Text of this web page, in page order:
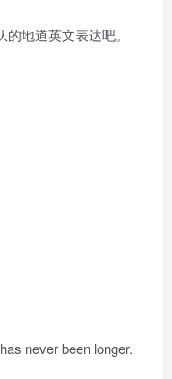
地道英文表达吧。
never been longer.